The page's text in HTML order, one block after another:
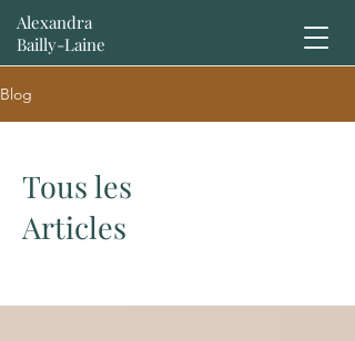
Alexandra
Bailly-Laine
Blog
Tous les
Articles